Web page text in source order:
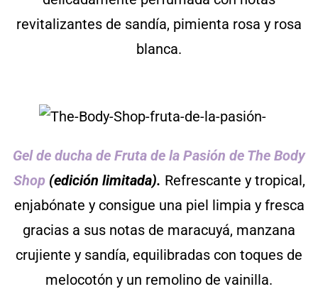
revitalizantes de sandía, pimienta rosa y rosa
blanca.
Gel de ducha de Fruta de la Pasión de The Body
Shop (edición limitada). Refrescante y tropical,
enjabónate y consigue una piel limpia y fresca
gracias a sus notas de maracuyá, manzana
crujiente y sandía, equilibradas con toques de
melocotón y un remolino de vainilla.